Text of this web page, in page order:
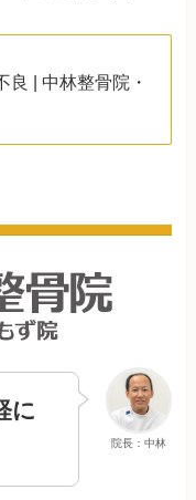
良 | 中林整骨院・
院長：中林
に